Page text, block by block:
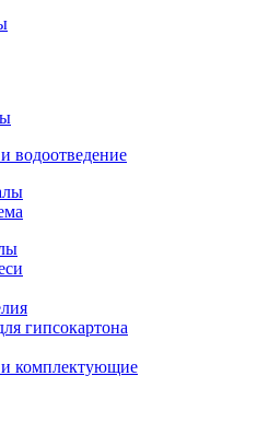
водоотведение
гипсокартона
комплектующие